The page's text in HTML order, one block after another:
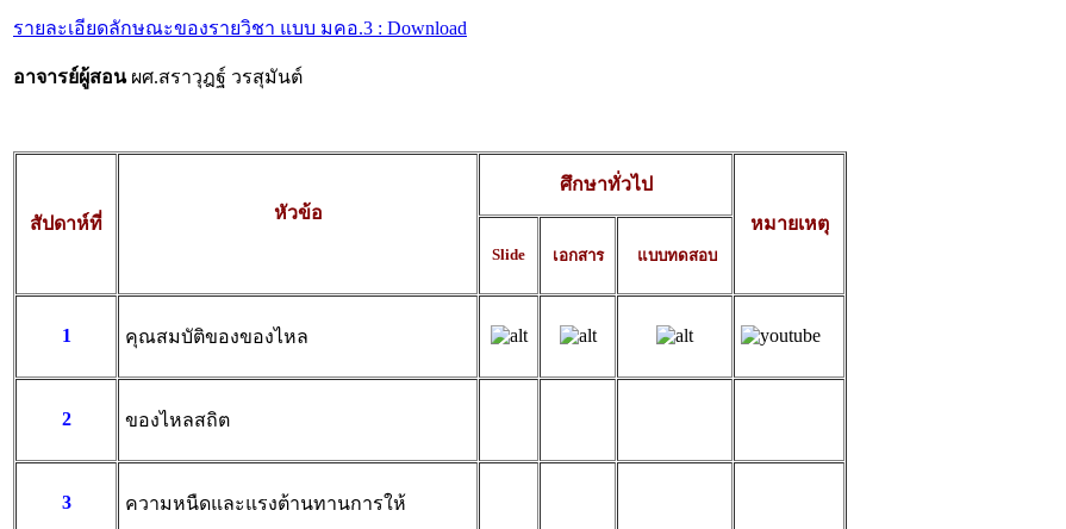
รายละเอียดลักษณะของรายวิชา แบบ มคอ.3 : Download
อาจารย์ผู้สอนผศ.สราวุฎฐ์ วรสุมันต์
สัปดาห์ที่
หัวข้อ
ศึกษาทั่วไป
หมายเหตุ
Slide เอกสาร แบบทดสอบ
1 คุณสมบัติของของไหล
2 ของไหลสถิต
3 ความหนืดและแรงต้านทานการให้